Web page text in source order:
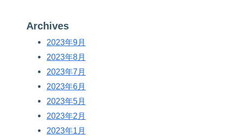
Archives
2023年9月
2023年8月
2023年7月
2023年6月
2023年5月
2023年2月
2023年1月